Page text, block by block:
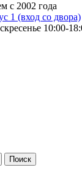
с 2002 года
1 (вход со двора)
10:00-